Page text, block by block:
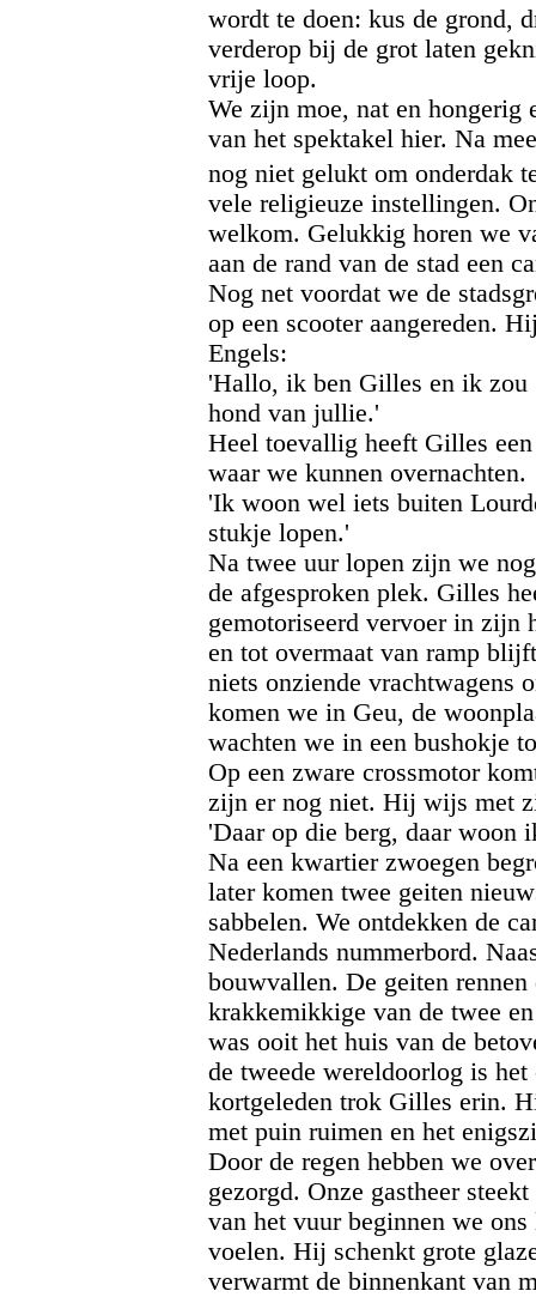
wordt te doen: kus de grond,
verderop bij de grot laten
vrije loop.
We zijn moe, nat en hongerig
van het spektakel hier. Na
nog niet gelukt om
vele religieuze instellingen.
welkom. Gelukkig horen we
aan de rand van de stad een
Nog net voordat we de
op een scooter aangereden.
Engels:
'Hallo, ik ben Gilles en ik zou
hond van jullie.'
Heel toevallig heeft Gilles
waar we kunnen overnachten.
'Ik woon wel iets buiten
stukje lopen.'
Na twee uur lopen zijn we
de afgesproken plek. Gilles
gemotoriseerd vervoer in zijn
en tot overmaat van ramp
niets onziende vrachtwagens
komen we in Geu, de
wachten we in een bushokje
Op een zware crossmotor
zijn er nog niet. Hij wijs met
'Daar op die berg, daar woon
Na een kwartier zwoegen
later komen twee geiten
sabbelen. We ontdekken de
Nederlands nummerbord.
bouwvallen. De geiten
krakkemikkige van de twee
was ooit het huis van de
de tweede wereldoorlog is
kortgeleden trok Gilles erin.
met puin ruimen en het
Door de regen hebben we
gezorgd. Onze gastheer
van het vuur beginnen we
voelen. Hij schenkt grote
verwarmt de binnenkant van